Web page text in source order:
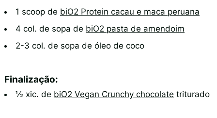
1 scoop de biO2 Protein cacau e maca peruana
4 col. de sopa de biO2 pasta de amendoim
2-3 col. de sopa de óleo de coco
Finalização:
½ xic. de biO2 Vegan Crunchy chocolate triturado